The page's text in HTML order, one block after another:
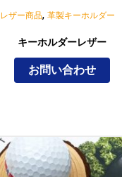
レザー商品, 革製キーホルダー
キーホルダーレザー
お問い合わせ